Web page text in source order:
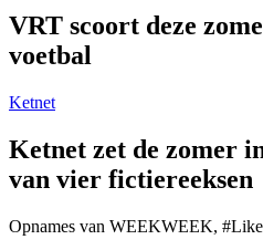
VRT scoort deze
voetbal
Ketnet
Ketnet zet de zomer
van vier fictiereeksen
Opnames van WEEKWEEK,